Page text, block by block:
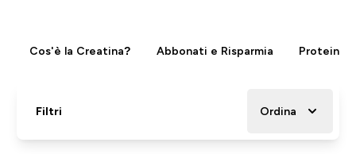
Cos'è la Creatina? Abbonati e Risparmia Proteine
Filtri Ordina